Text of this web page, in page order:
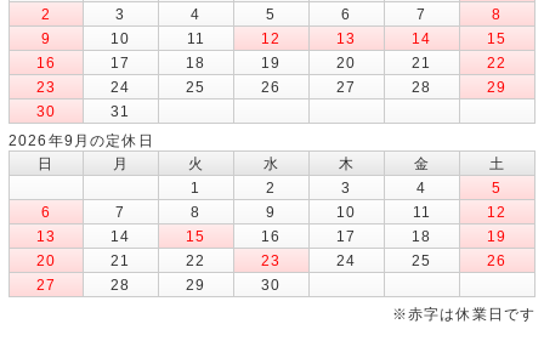
2
3 4 5 6 7
8
9
10 11 12 13 14
15
16
17 18 19 20 21
22
23
24 25 26 27 28
29
30
31
2026年9月の定休日
日
月 火 水 木 金
土
1
2 3 4
5
6
7 8 9 10 11
12
13
14 15 16 17 18
19
20
21 22 23 24 25
26
27
28 29
30
※赤字は休業日です